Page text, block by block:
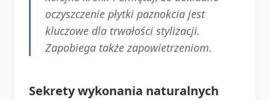
oczyszczenie płytki paznokcia jest
kluczowe dla trwałości stylizacji.
Zapobiega także zapowietrzeniom.
Sekrety wykonania naturalnych